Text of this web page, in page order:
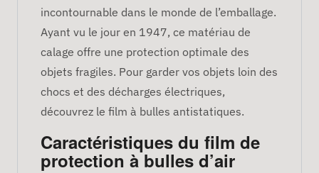
incontournable dans le monde de l’emballage.
Ayant vu le jour en 1947, ce matériau de
calage offre une protection optimale des
objets fragiles. Pour garder vos objets loin des
chocs et des décharges électriques,
découvrez le film à bulles antistatiques.
Caractéristiques du film de
protection à bulles d’air